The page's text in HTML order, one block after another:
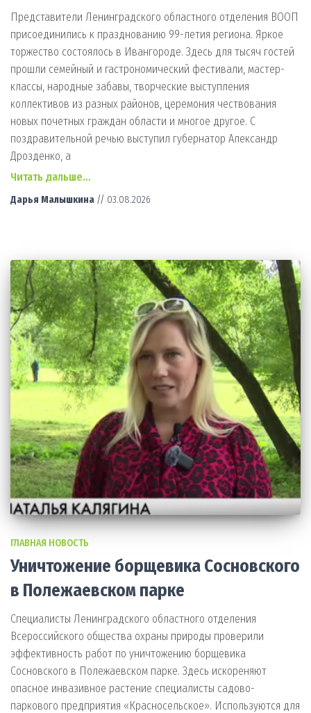
Представители Ленинградского областного отделения ВООП
присоединились к празднованию 99-летия региона. Яркое
торжество состоялось в Ивангороде. Здесь для тысяч гостей
прошли семейный и гастрономический фестивали, мастер-
классы, народные забавы, творческие выступления
коллективов из разных районов, церемония чествования
новых почетных граждан области и многое другое. С
поздравительной речью выступил губернатор Александр
Дрозденко, а
Читать дальше…
Дарья Малышкина // 03.08.2026
ГЛАВНАЯ НОВОСТЬ
Уничтожение борщевика Сосновского
в Полежаевском парке
Специалисты Ленинградского областного отделения
Всероссийского общества охраны природы проверили
эффективность работ по уничтожению борщевика
Сосновского в Полежаевском парке. Здесь искореняют
опасное инвазивное растение специалисты садово-
паркового предприятия «Красносельское». Используются для